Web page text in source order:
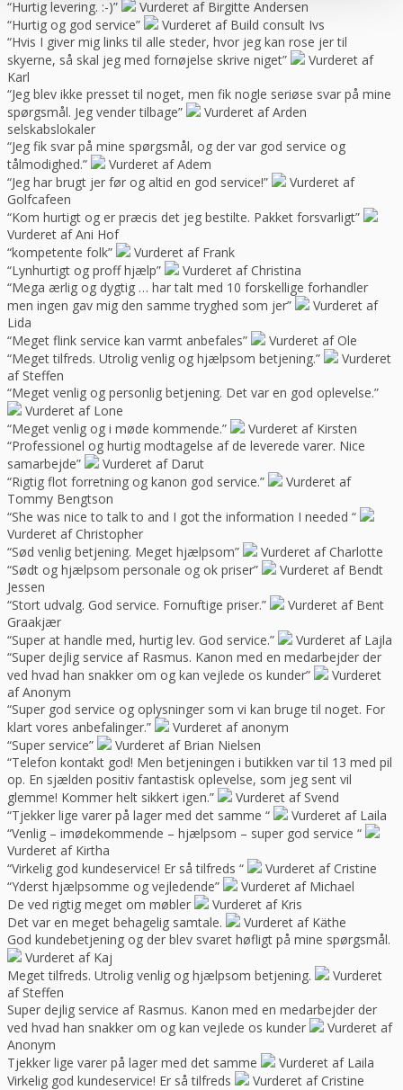
“Hurtig levering. :-)”
Vurderet af Birgitte Andersen
“Hurtig og god service”
Vurderet af Build consult Ivs
“Hvis I giver mig links til alle steder, hvor jeg kan rose jer til
skyerne, så skal jeg med fornøjelse skrive niget”
Vurderet af
Karl
“Jeg blev ikke presset til noget, men fik nogle seriøse svar på mine
spørgsmål. Jeg vender tilbage”
Vurderet af Arden
selskabslokaler
“Jeg fik svar på mine spørgsmål, og der var god service og
tålmodighed.”
Vurderet af Adem
“Jeg har brugt jer før og altid en god service!”
Vurderet af
Golfcafeen
“Kom hurtigt og er præcis det jeg bestilte. Pakket forsvarligt”
Vurderet af Ani Hof
“kompetente folk”
Vurderet af Frank
“Lynhurtigt og proff hjælp”
Vurderet af Christina
“Mega ærlig og dygtig … har talt med 10 forskellige forhandler
men ingen gav mig den samme tryghed som jer”
Vurderet af
Lida
“Meget flink service kan varmt anbefales”
Vurderet af Ole
“Meget tilfreds. Utrolig venlig og hjælpsom betjening.”
Vurderet
af Steffen
“Meget venlig og personlig betjening. Det var en god oplevelse.”
Vurderet af Lone
“Meget venlig og i møde kommende.”
Vurderet af Kirsten
“Professionel og hurtig modtagelse af de leverede varer. Nice
samarbejde”
Vurderet af Darut
“Rigtig flot forretning og kanon god service.”
Vurderet af
Tommy Bengtson
“She was nice to talk to and I got the information I needed “
Vurderet af Christopher
“Sød venlig betjening. Meget hjælpsom”
Vurderet af Charlotte
“Sødt og hjælpsom personale og ok priser”
Vurderet af Bendt
Jessen
“Stort udvalg. God service. Fornuftige priser.”
Vurderet af Bent
Graakjær
“Super at handle med, hurtig lev. God service.”
Vurderet af Lajla
“Super dejlig service af Rasmus. Kanon med en medarbejder der
ved hvad han snakker om og kan vejlede os kunder”
Vurderet
af Anonym
“Super god service og oplysninger som vi kan bruge til noget. For
klart vores anbefalinger.”
Vurderet af anonym
“Super service”
Vurderet af Brian Nielsen
“Telefon kontakt god! Men betjeningen i butikken var til 13 med pil
op. En sjælden positiv fantastisk oplevelse, som jeg sent vil
glemme! Kommer helt sikkert igen.”
Vurderet af Svend
“Tjekker lige varer på lager med det samme “
Vurderet af Laila
“Venlig – imødekommende – hjælpsom – super god service “
Vurderet af Kirtha
“Virkelig god kundeservice! Er så tilfreds “
Vurderet af Cristine
“Yderst hjælpsomme og vejledende”
Vurderet af Michael
De ved rigtig meget om møbler
Vurderet af Kris
Det var en meget behagelig samtale.
Vurderet af Käthe
God kundebetjening og der blev svaret høfligt på mine spørgsmål.
Vurderet af Kaj
Meget tilfreds. Utrolig venlig og hjælpsom betjening.
Vurderet
af Steffen
Super dejlig service af Rasmus. Kanon med en medarbejder der
ved hvad han snakker om og kan vejlede os kunder
Vurderet af
Anonym
Tjekker lige varer på lager med det samme
Vurderet af Laila
Virkelig god kundeservice! Er så tilfreds
Vurderet af Cristine